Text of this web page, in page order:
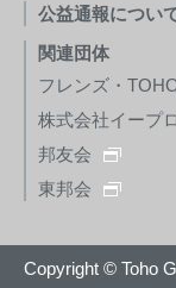
公益通報につい
関連団体
フレンズ・
株式会社イープロ
邦友会
東邦会
Copyright © Toho